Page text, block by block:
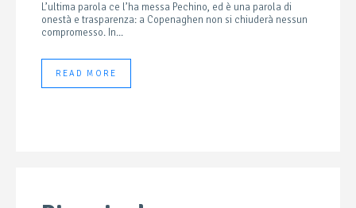
L’ultima parola ce l’ha messa Pechino, ed è una parola di
onestà e trasparenza: a Copenaghen non si chiuderà nessun
compromesso. In...
READ MORE